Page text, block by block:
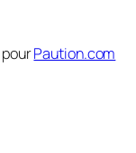
pourPaution.com